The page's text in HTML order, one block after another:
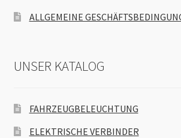
ALLGEMEINE
UNSER KATALOG
FAHRZEUGBELEUCHTUNG
ELEKTRISCHE VERBINDER